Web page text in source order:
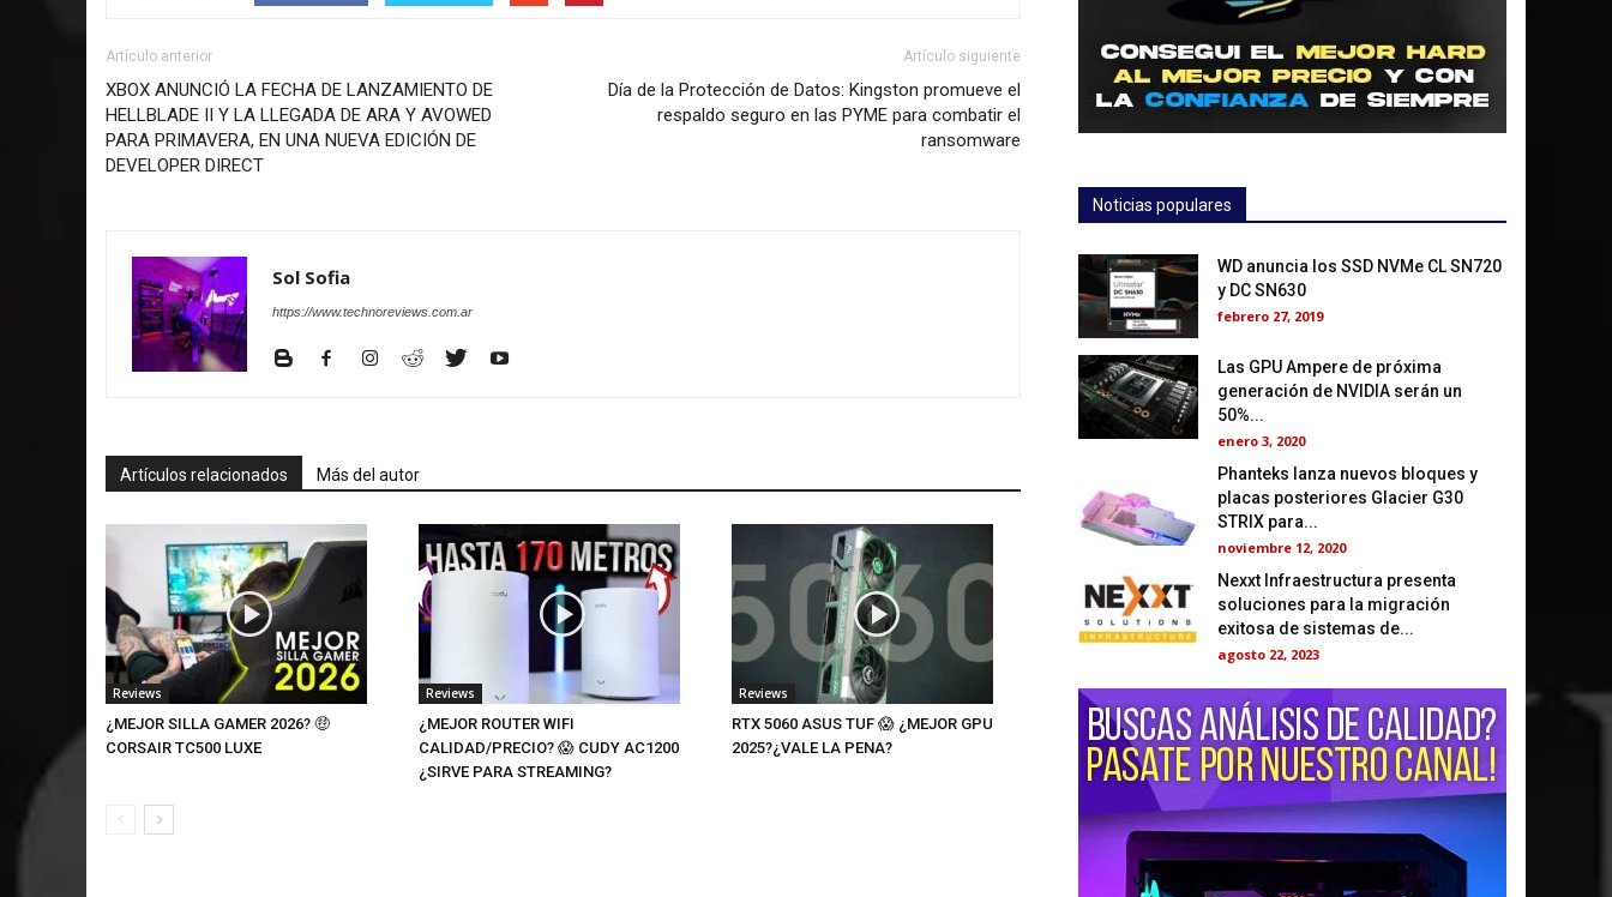
Artículo anterior
XBOX ANUNCIÓ LA FECHA DE LANZAMIENTO DE
HELLBLADE II Y LA LLEGADA DE ARA Y AVOWED
PARA PRIMAVERA, EN UNA NUEVA EDICIÓN DE
DEVELOPER DIRECT
Artículo siguiente
Día de la Protección de Datos: Kingston promueve el
respaldo seguro en las PYME para combatir el
ransomware
Sol Sofia
https://www.technoreviews.com.ar
Artículos relacionados Más del autor
Reviews
¿MEJOR SILLA GAMER 2026? 🤑
CORSAIR TC500 LUXE
Reviews
¿MEJOR ROUTER WIFI
CALIDAD/PRECIO? 😱 CUDY AC1200
¿SIRVE PARA STREAMING?
Reviews
RTX 5060 ASUS TUF 😱 ¿MEJOR GPU
2025?¿VALE LA PENA?
Noticias populares
WD anuncia los SSD NVMe CL SN720
y DC SN630
febrero 27, 2019
Las GPU Ampere de próxima
generación de NVIDIA serán un
50%...
enero 3, 2020
Phanteks lanza nuevos bloques y
placas posteriores Glacier G30
STRIX para...
noviembre 12, 2020
Nexxt Infraestructura presenta
soluciones para la migración
exitosa de sistemas de...
agosto 22, 2023